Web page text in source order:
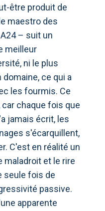
être produit de
maestro des
– suit un
meilleur
ni le plus
ce qui a
les fourmis. Ce
chaque fois que
jamais écrit, les
s'écarquillent,
C'est en réalité un
maladroit et le rire
seule fois de
passive.
apparente